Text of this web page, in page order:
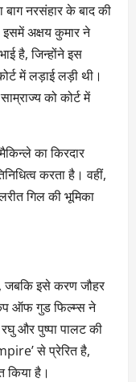
बाग नरसंहार के बाद की
अक्षय कुमार ने
है, जिन्होंने इस
में लड़ाई लड़ी थी।
को कोर्ट में
का किरदार
करता है। वहीं,
गिल की भूमिका
जबकि इसे करण जौहर
ऑफ गुड फिल्म्स ने
और पुष्पा पालट की
से प्रेरित है,
किया है।